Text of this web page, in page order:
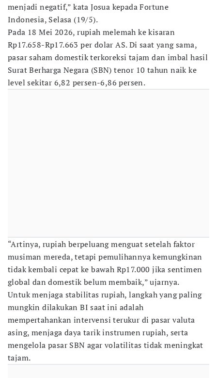
menjadi negatif,” kata Josua kepada Fortune
Indonesia, Selasa (19/5).
Pada 18 Mei 2026, rupiah melemah ke kisaran
Rp17.658-Rp17.663 per dolar AS. Di saat yang sama,
pasar saham domestik terkoreksi tajam dan imbal hasil
Surat Berharga Negara (SBN) tenor 10 tahun naik ke
level sekitar 6,82 persen-6,86 persen.
“Artinya, rupiah berpeluang menguat setelah faktor
musiman mereda, tetapi pemulihannya kemungkinan
tidak kembali cepat ke bawah Rp17.000 jika sentimen
global dan domestik belum membaik,” ujarnya.
Untuk menjaga stabilitas rupiah, langkah yang paling
mungkin dilakukan BI saat ini adalah
mempertahankan intervensi terukur di pasar valuta
asing, menjaga daya tarik instrumen rupiah, serta
mengelola pasar SBN agar volatilitas tidak meningkat
tajam.